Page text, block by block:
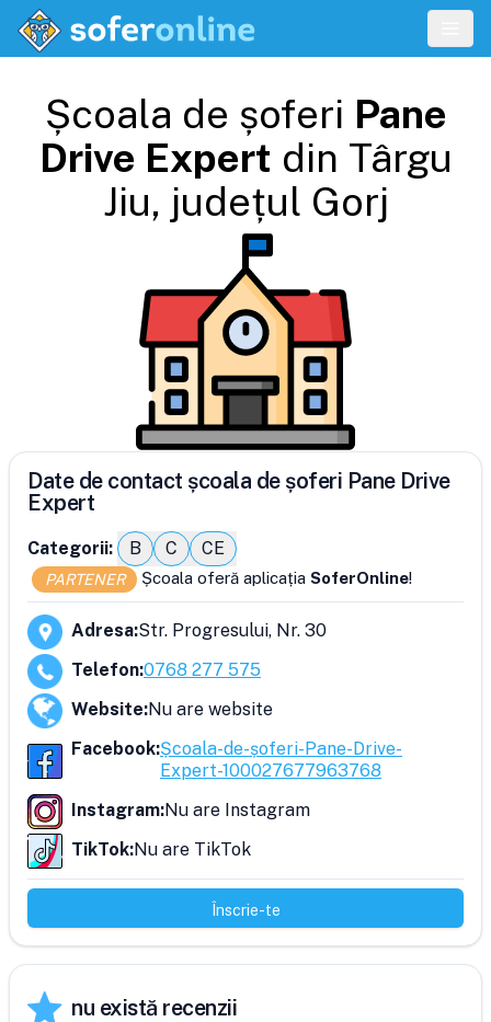
Școala de șoferi Pane
Drive Expert din Târgu
Jiu, județul Gorj
Date de contact școala de șoferi Pane Drive
Expert
Categorii: B C CE
PARTENER Școala oferă aplicația SoferOnline!
Adresa:Str. Progresului, Nr. 30
Telefon:0768 277 575
Website:Nu are website
Facebook:Școala-de-șoferi-Pane-Drive-
Expert-100027677963768
Instagram:Nu are Instagram
TikTok:Nu are TikTok
Înscrie-te
nu există recenzii